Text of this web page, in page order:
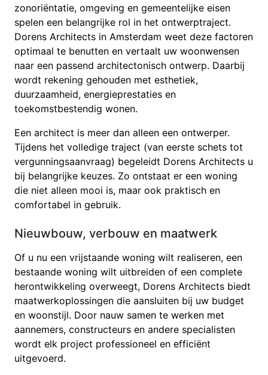
zonoriëntatie, omgeving en gemeentelijke eisen
spelen een belangrijke rol in het ontwerptraject.
Dorens Architects in Amsterdam weet deze factoren
optimaal te benutten en vertaalt uw woonwensen
naar een passend architectonisch ontwerp. Daarbij
wordt rekening gehouden met esthetiek,
duurzaamheid, energieprestaties en
toekomstbestendig wonen.
Een architect is meer dan alleen een ontwerper.
Tijdens het volledige traject (van eerste schets tot
vergunningsaanvraag) begeleidt Dorens Architects u
bij belangrijke keuzes. Zo ontstaat er een woning
die niet alleen mooi is, maar ook praktisch en
comfortabel in gebruik.
Nieuwbouw, verbouw en maatwerk
Of u nu een vrijstaande woning wilt realiseren, een
bestaande woning wilt uitbreiden of een complete
herontwikkeling overweegt, Dorens Architects biedt
maatwerkoplossingen die aansluiten bij uw budget
en woonstijl. Door nauw samen te werken met
aannemers, constructeurs en andere specialisten
wordt elk project professioneel en efficiënt
uitgevoerd.